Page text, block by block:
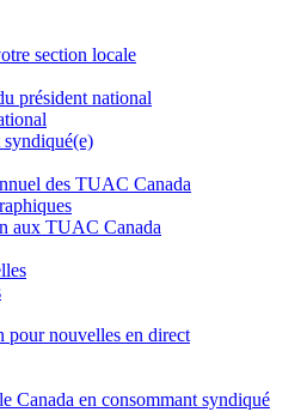
section locale
président national
syndiqué(e)
des TUAC Canada
aux TUAC Canada
pour nouvelles en direct
Canada en consommant syndiqué